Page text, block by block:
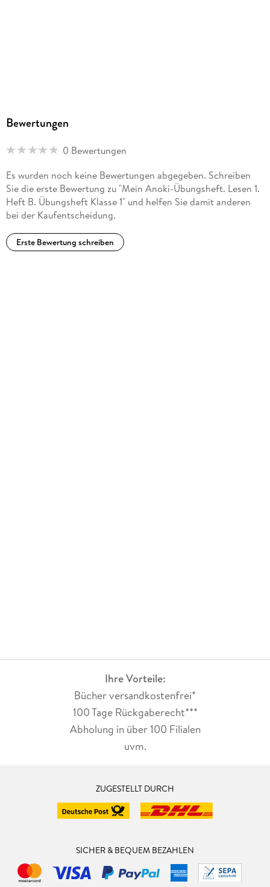
Bewertungen
0 Bewertungen
Es wurden noch keine Bewertungen abgegeben. Schreiben
Sie die erste Bewertung zu "Mein Anoki-Übungsheft. Lesen 1.
Heft B. Übungsheft Klasse 1" und helfen Sie damit anderen
bei der Kaufentscheidung.
Erste Bewertung schreiben
Ihre Vorteile:
Bücher versandkostenfrei*
100 Tage Rückgaberecht***
Abholung in über 100 Filialen
uvm.
ZUGESTELLT DURCH
SICHER & BEQUEM BEZAHLEN